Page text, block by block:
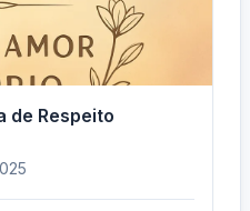
de Respeito